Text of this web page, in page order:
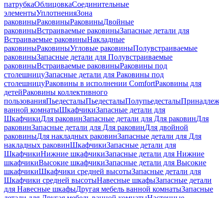
патрубкаОблицовкаСоединительные
элементыУплотненияЗона
раковиныРаковиныРаковиныДвойные
раковиныВстраиваемые раковиныЗапасные детали для
Встраиваемые раковиныНакладные
раковиныРаковиныУгловые раковиныПолувстраиваемые
раковиныЗапасные детали для Полувстраиваемые
раковиныВстраиваемые раковиныРаковины под
столешницуЗапасные детали для Раковины под
столешницуРаковины в исполнении ComfortPаковины для
детейРаковины коллективного
пользованияПьедесталыПьедесталыПолупьедесталы
ванной комнатыШкафчикиЗапасные детали для
ШкафчикиДля раковинЗапасные детали для Для раковинДля
раковинЗапасные детали для Для раковинДля двойной
раковиныДля накладных pаковинЗапасные детали для Для
накладных pаковинШкафчикиЗапасные детали для
ШкафчикиНижние шкафчикиЗапасные детали для Нижние
шкафчикиВысокие шкафчикиЗапасные детали для Высокие
шкафчикиШкафчики средней высотыЗапасные детали для
Шкафчики средней высотыНавесные шкафыЗапасные детали
для Навесные шкафыДругая мебель ванной комнатыЗапасные